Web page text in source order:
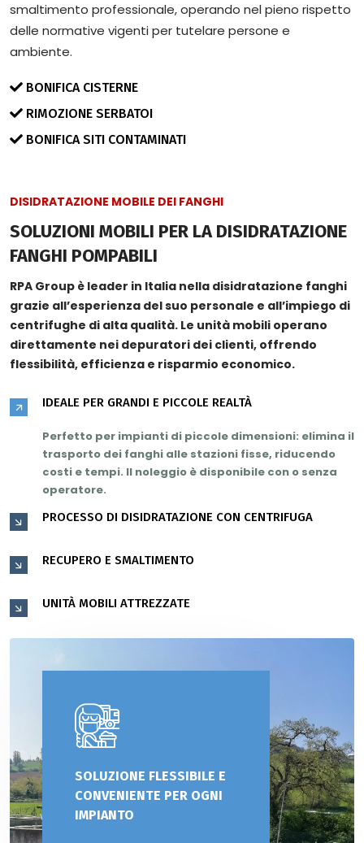
smaltimento professionale, operando nel pieno rispetto
delle normative vigenti per tutelare persone e
ambiente.
BONIFICA CISTERNE
RIMOZIONE SERBATOI
BONIFICA SITI CONTAMINATI
DISIDRATAZIONE MOBILE DEI FANGHI
SOLUZIONI MOBILI PER LA DISIDRATAZIONE
FANGHI POMPABILI
RPA Group è leader in Italia nella disidratazione fanghi
grazie all’esperienza del suo personale e all’impiego di
centrifughe di alta qualità. Le unità mobili operano
direttamente nei depuratori dei clienti, offrendo
flessibilità, efficienza e risparmio economico.
IDEALE PER GRANDI E PICCOLE REALTÀ
Perfetto per impianti di piccole dimensioni: elimina il
trasporto dei fanghi alle stazioni fisse, riducendo
costi e tempi. Il noleggio è disponibile con o senza
operatore.
PROCESSO DI DISIDRATAZIONE CON CENTRIFUGA
RECUPERO E SMALTIMENTO
UNITÀ MOBILI ATTREZZATE
SOLUZIONE FLESSIBILE E
CONVENIENTE PER OGNI
IMPIANTO